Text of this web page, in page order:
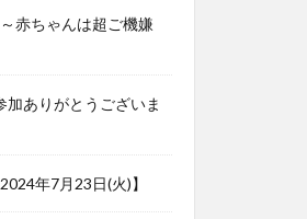
赤ちゃんは超ご機嫌
加ありがとうございま
年7月23日(火)】